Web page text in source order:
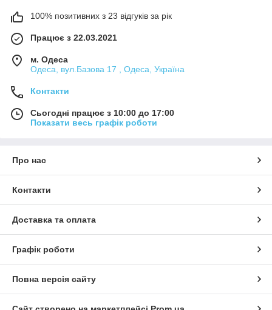
100% позитивних з 23 відгуків за рік
Працює з 22.03.2021
м. Одеса
Одеса, вул.Базова 17 , Одеса, Україна
Контакти
Сьогодні працює з 10:00 до 17:00
Показати весь графік роботи
Про нас
Контакти
Доставка та оплата
Графік роботи
Повна версія сайту